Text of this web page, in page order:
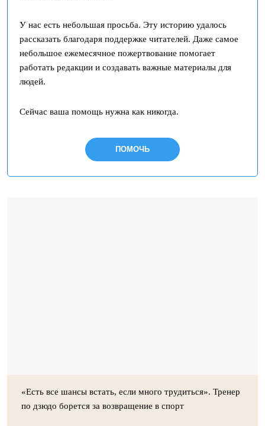
У нас есть небольшая просьба. Эту историю удалось
рассказать благодаря поддержке читателей. Даже самое
небольшое ежемесячное пожертвование помогает
работать редакции и создавать важные материалы для
людей.
Сейчас ваша помощь нужна как никогда.
ПОМОЧЬ
«Есть все шансы встать, если много трудиться». Тренер
по дзюдо борется за возвращение в спорт